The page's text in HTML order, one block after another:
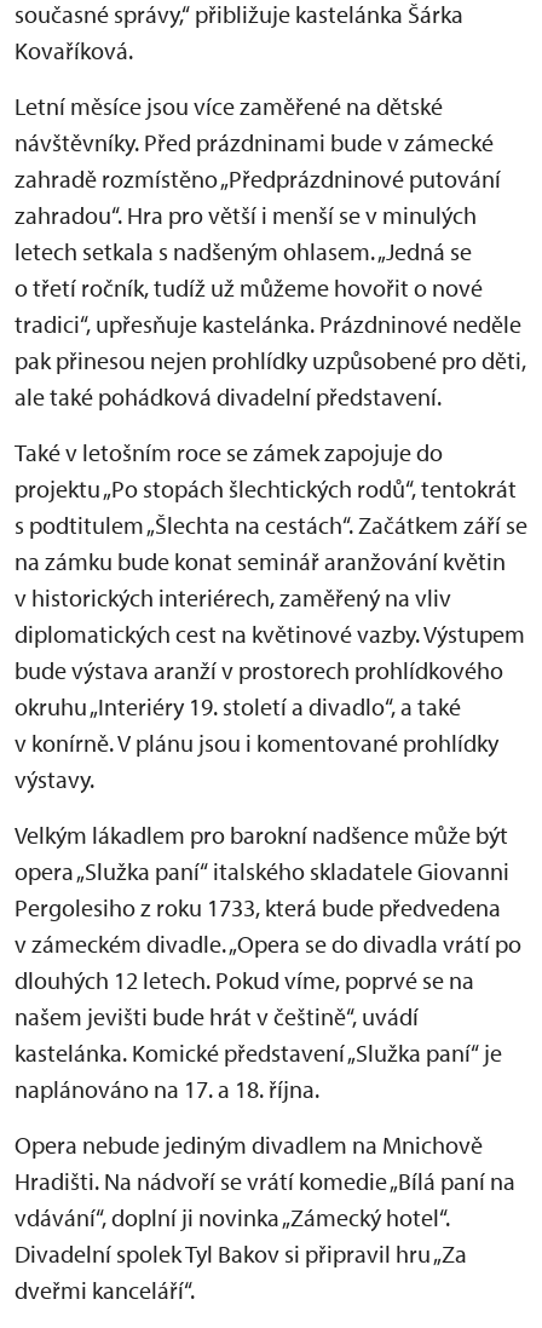
současné správy,“ přibližuje kastelánka Šárka
Kovaříková.
Letní měsíce jsou více zaměřené na dětské
návštěvníky. Před prázdninami bude v zámecké
zahradě rozmístěno „Předprázdninové putování
zahradou“. Hra pro větší i menší se v minulých
letech setkala s nadšeným ohlasem. „Jedná se
o třetí ročník, tudíž už můžeme hovořit o nové
tradici“, upřesňuje kastelánka. Prázdninové neděle
pak přinesou nejen prohlídky uzpůsobené pro děti,
ale také pohádková divadelní představení.
Také v letošním roce se zámek zapojuje do
projektu „Po stopách šlechtických rodů“, tentokrát
s podtitulem „Šlechta na cestách“. Začátkem září se
na zámku bude konat seminář aranžování květin
v historických interiérech, zaměřený na vliv
diplomatických cest na květinové vazby. Výstupem
bude výstava aranží v prostorech prohlídkového
okruhu „Interiéry 19. století a divadlo“, a také
v konírně. V plánu jsou i komentované prohlídky
výstavy.
Velkým lákadlem pro barokní nadšence může být
opera „Služka paní“ italského skladatele Giovanni
Pergolesiho z roku 1733, která bude předvedena
v zámeckém divadle. „Opera se do divadla vrátí po
dlouhých 12 letech. Pokud víme, poprvé se na
našem jevišti bude hrát v češtině“, uvádí
kastelánka. Komické představení „Služka paní“ je
naplánováno na 17. a 18. října.
Opera nebude jediným divadlem na Mnichově
Hradišti. Na nádvoří se vrátí komedie „Bílá paní na
vdávání“, doplní ji novinka „Zámecký hotel“.
Divadelní spolek Tyl Bakov si připravil hru „Za
dveřmi kanceláří“.